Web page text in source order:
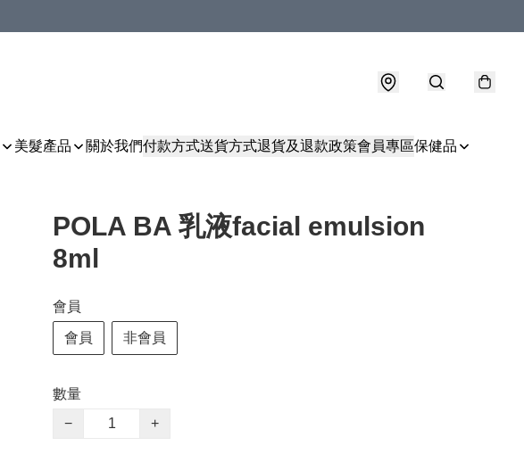
美髮產品 關於我們付款方式送貨方式退貨及退款政策會員專區保健品
POLA BA 乳液facial emulsion
8ml
會員
會員 非會員
數量
−
+